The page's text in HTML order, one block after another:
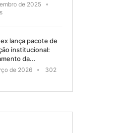
de 2025
lança pacote de
institucional:
da...
de 2026
302